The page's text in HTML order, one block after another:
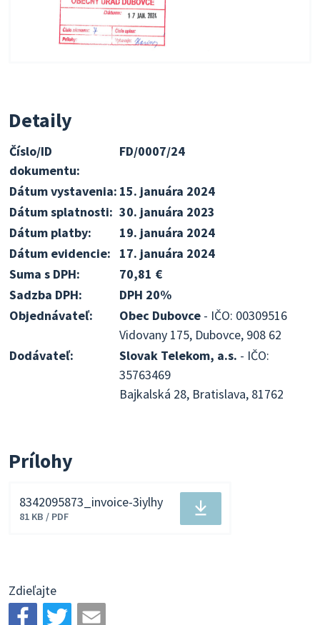
Detaily
Číslo/ID
dokumentu:
FD/0007/24
Dátum vystavenia: 15. januára 2024
Dátum splatnosti: 30. januára 2023
Dátum platby:
19. januára 2024
Dátum evidencie:
17. januára 2024
Suma s DPH:
70,81 €
Sadzba DPH:
DPH 20%
Objednávateľ:
Obec Dubovce - IČO: 00309516
Vidovany 175, Dubovce, 908 62
Dodávateľ:
Slovak Telekom, a.s. - IČO:
35763469
Bajkalská 28, Bratislava, 81762
Prílohy
Stiahnuť
8342095873_invoice-3iylhy
81 KB / PDF
Zdieľajte